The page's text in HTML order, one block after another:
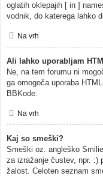
oglatih oklepajih [ in ]
vodnik, do katerega lahko
Na vrh
Ali lahko uporabljam
Ne, na tem forumu ni
ga omogoča uporaba
BBKode.
Na vrh
Kaj so smeški?
Smeški oz. angleško
za izražanje čustev, npr. :)
žalost. Celoten seznam